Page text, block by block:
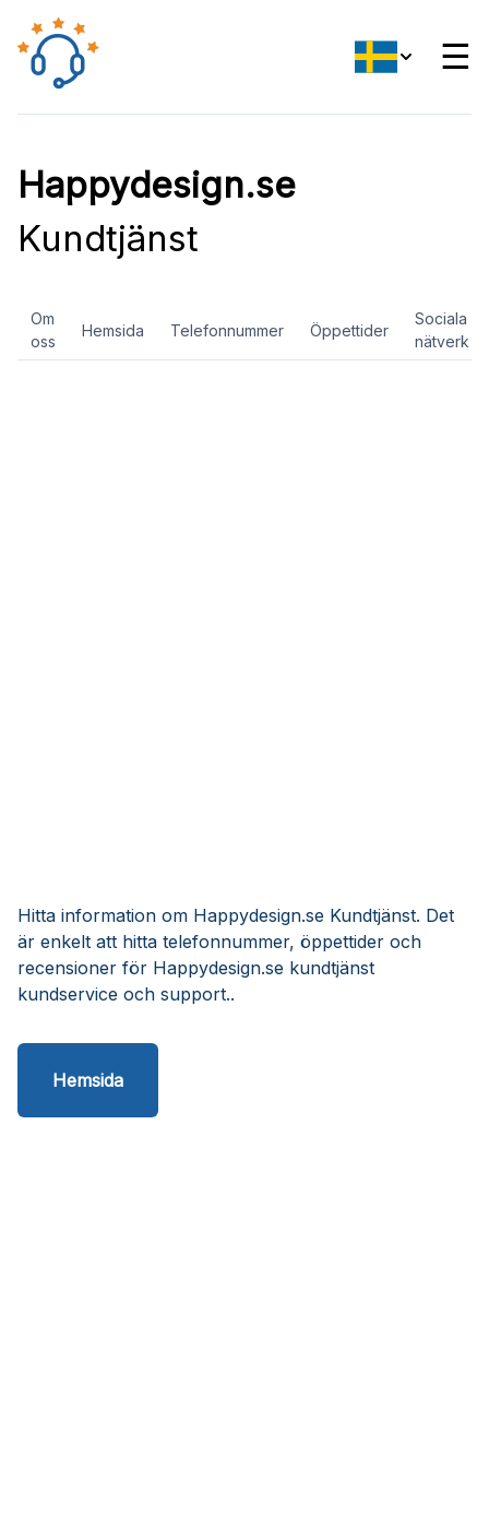
☰
Happydesign.se
Kundtjänst
Om
oss
Hemsida Telefonnummer Öppettider
Sociala
nätverk
Hitta information om Happydesign.se Kundtjänst. Det
är enkelt att hitta telefonnummer, öppettider och
recensioner för Happydesign.se kundtjänst
kundservice och support..
Hemsida